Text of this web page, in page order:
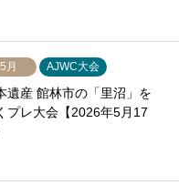
5月 AJWC大会
遺産 館林市の「里沼」を
プレ大会【2026年5月17